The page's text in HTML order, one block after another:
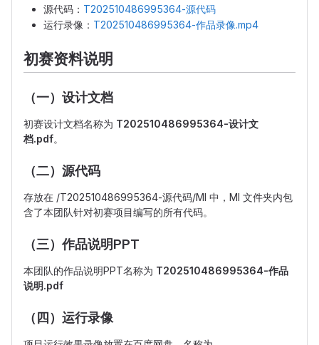
源代码： T202510486995364-源代码
运行录像： T202510486995364-作品录像.mp4
初赛资料说明
（一）设计文档
初赛设计文档名称为 T202510486995364-设计文
档.pdf。
（二）源代码
存放在 /T202510486995364-源代码/MI 中，MI 文件夹内包
含了本团队针对初赛项目编写的所有代码。
（三）作品说明PPT
本团队的作品说明PPT名称为 T202510486995364-作品
说明.pdf
（四）运行录像